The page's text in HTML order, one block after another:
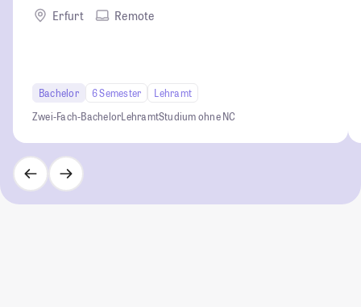
Erfurt
Remote
Bachelor 6 Semester
Lehramt
Zwei-Fach-BachelorLehramtStudium ohne NC